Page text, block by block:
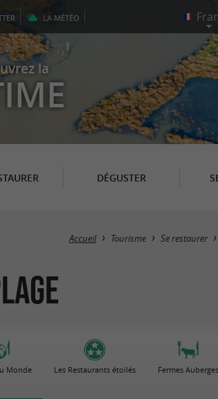
LA MÉTÉO
la
DÉGUSTER
Accueil Tourisme Se restaurer
Monde Les Restaurants étoilés Fermes Auberges